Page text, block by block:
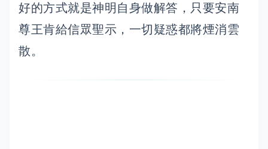
好的方式就是神明自身做解答，只要安南
尊王肯給信眾聖示，一切疑惑都將煙消雲
散。